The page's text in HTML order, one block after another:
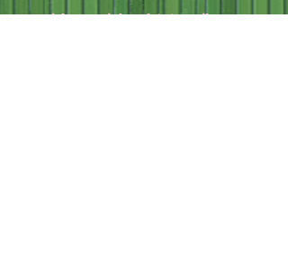
suwichayasteinbusch(at)gmail.com